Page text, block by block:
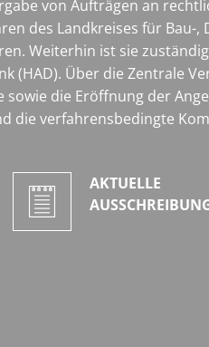
von Aufträgen an
des Landkreises für Bau-
Weiterhin ist sie
(HAD). Über die Zentrale
die Eröffnung der
die verfahrensbedingte
AKTUELLE